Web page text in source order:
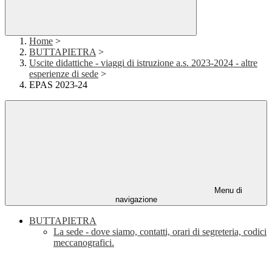
Home >
BUTTAPIETRA >
Uscite didattiche - viaggi di istruzione a.s. 2023-2024 - altre
esperienze di sede >
EPAS 2023-24
Menu di
navigazione
BUTTAPIETRA
La sede - dove siamo, contatti, orari di segreteria, codici
meccanografici.